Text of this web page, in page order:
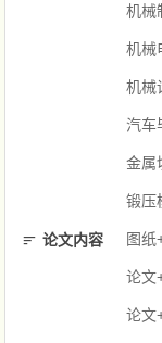
机械
机械
机械
汽车
金属
锻压
论文内容 图纸
论文
论文